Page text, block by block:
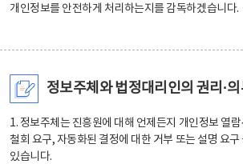
개인정보를 안전하게 처리하는지를 감독하겠습니다.
정보주체와 법정대리인의 권리·
1. 정보주체는 진흥원에 대해 언제든지 개인정보 열람
철회 요구, 자동화된 결정에 대한 거부 또는 설명 요
있습니다.